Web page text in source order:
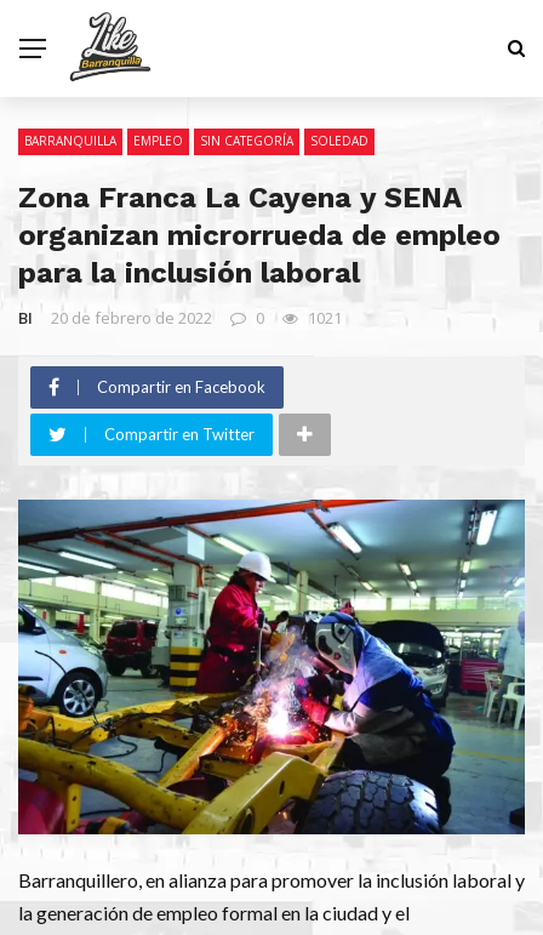
BARRANQUILLA EMPLEO SIN CATEGORÍA SOLEDAD
Zona Franca La Cayena y SENA
organizan microrrueda de empleo
para la inclusión laboral
BI 20 de febrero de 2022 0 1021
Compartir en Facebook
Compartir en Twitter
Barranquillero, en alianza para promover la inclusión laboral y
la generación de empleo formal en la ciudad y el